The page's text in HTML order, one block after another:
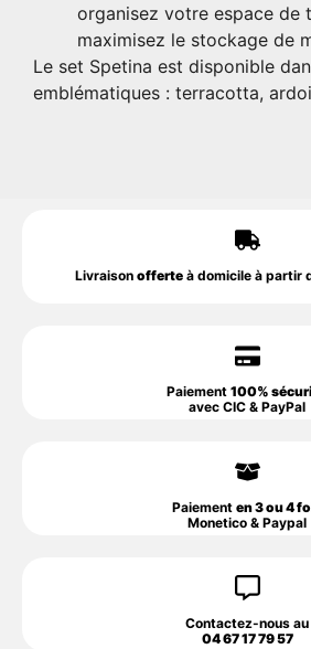
organisez votre espace de
maximisez le stockage de
Le set Spetina est disponible
emblématiques : terracotta,
Livraison offerte à domicile à partir
Paiement 100%
avec CIC & PayPal
Paiement en 3 ou 4
Monetico & Paypal
Contactez-nous au
04 67 17 79 57